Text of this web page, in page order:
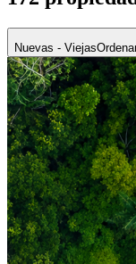
Nuevas - Viejas